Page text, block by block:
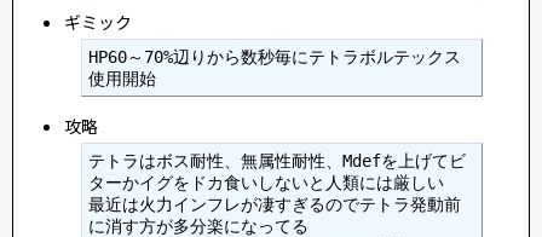
ギミック
HP60～70%辺りから数秒毎にテトラボルテックス
使用開始
攻略
テトラはボス耐性、無属性耐性、Mdefを上げてビ
ターかイグをドカ食いしないと人類には厳しい
最近は火力インフレが凄すぎるのでテトラ発動前
に消す方が多分楽になってる